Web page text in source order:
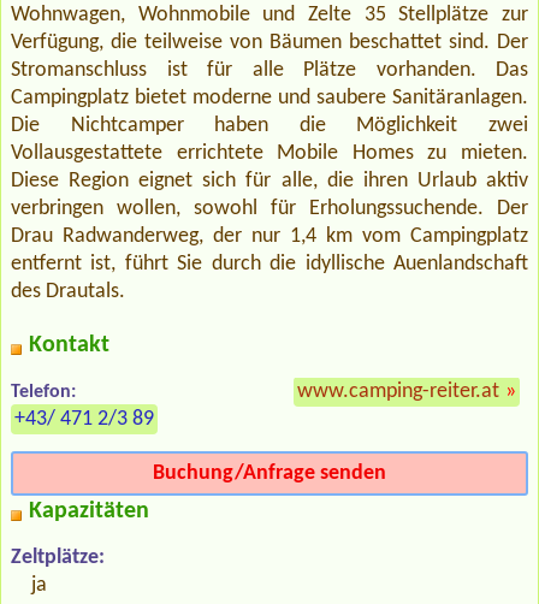
Wohnwagen, Wohnmobile und Zelte 35 Stellplätze zur
Verfügung, die teilweise von Bäumen beschattet sind. Der
Stromanschluss ist für alle Plätze vorhanden. Das
Campingplatz bietet moderne und saubere Sanitäranlagen.
Die Nichtcamper haben die Möglichkeit zwei
Vollausgestattete errichtete Mobile Homes zu mieten.
Diese Region eignet sich für alle, die ihren Urlaub aktiv
verbringen wollen, sowohl für Erholungssuchende. Der
Drau Radwanderweg, der nur 1,4 km vom Campingplatz
entfernt ist, führt Sie durch die idyllische Auenlandschaft
des Drautals.
Kontakt
Telefon:
+43/ 471 2/3 89
www.camping-reiter.at »
Buchung/Anfrage senden
Kapazitäten
Zeltplätze:
ja